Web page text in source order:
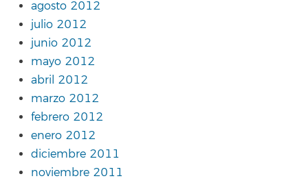
agosto 2012
julio 2012
junio 2012
mayo 2012
abril 2012
marzo 2012
febrero 2012
enero 2012
diciembre 2011
noviembre 2011